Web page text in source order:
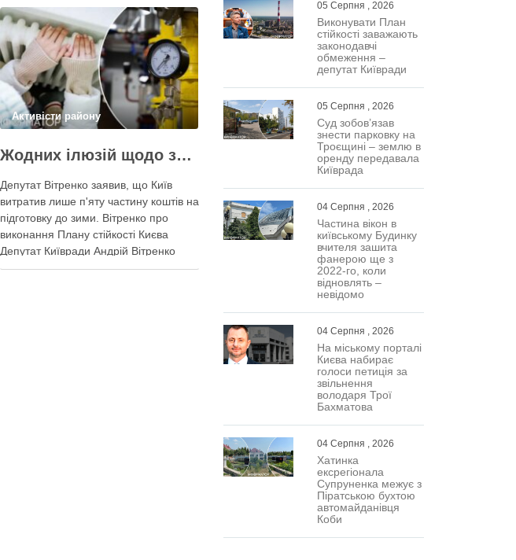
Активісти району
Жодних ілюзій щодо зими – у Київраді закидають, що КМДА виконала План стійкості на 20%
Депутат Вітренко заявив, що Київ
витратив лише п'яту частину коштів на
підготовку до зими. Вітренко про
виконання Плану стійкості Києва
Депутат Київради Андрій Вітренко
заявив, що станом на 5 серпня
05 Серпня , 2026
Виконувати План
стійкості заважають
законодавчі
обмеження –
депутат Київради
05 Серпня , 2026
Суд зобов’язав
знести парковку на
Троєщині – землю в
оренду передавала
Київрада
04 Серпня , 2026
Частина вікон в
київському Будинку
вчителя зашита
фанерою ще з
2022-го, коли
відновлять –
невідомо
04 Серпня , 2026
На міському порталі
Києва набирає
голоси петиція за
звільнення
володаря Трої
Бахматова
04 Серпня , 2026
Хатинка
ексрегіонала
Супруненка межує з
Піратською бухтою
автомайданівця
Коби